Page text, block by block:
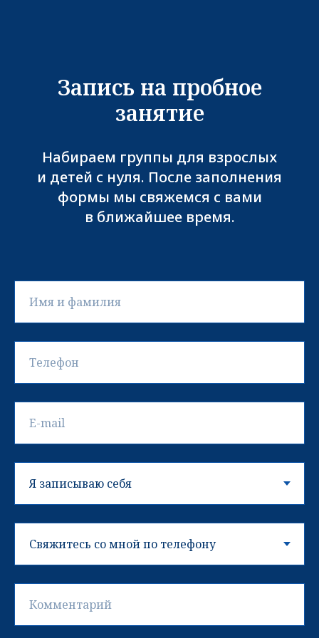
Запись на пробное
занятие
Набираем группы для взрослых
и детей с нуля. После заполнения
формы мы свяжемся с вами
в ближайшее время.